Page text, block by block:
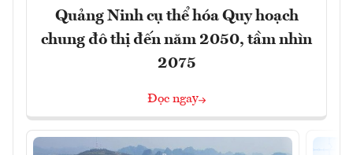
Quảng Ninh cụ thể hóa Quy hoạch
chung đô thị đến năm 2050, tầm nhìn
2075
Đọc ngay